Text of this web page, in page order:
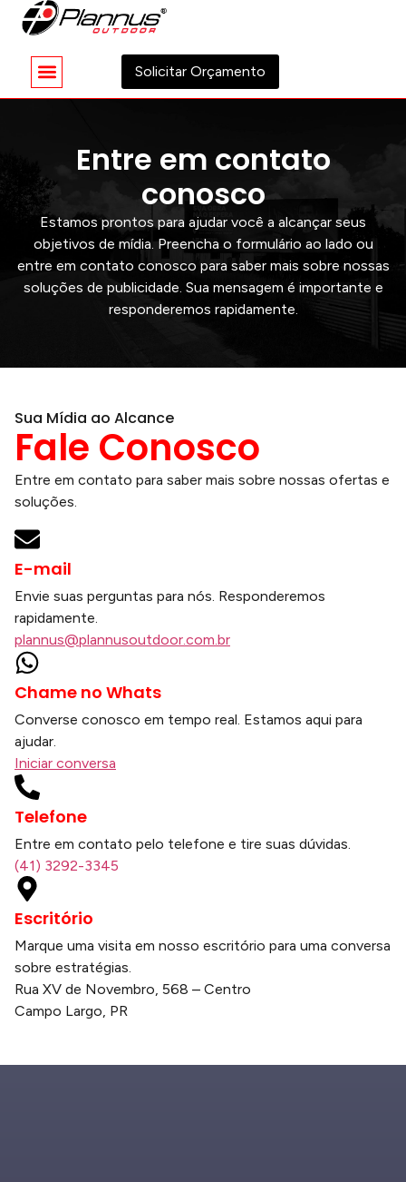
Solicitar Orçamento
Entre em contato
conosco
Estamos prontos para ajudar você a alcançar seus
objetivos de mídia. Preencha o formulário ao lado ou
entre em contato conosco para saber mais sobre nossas
soluções de publicidade. Sua mensagem é importante e
responderemos rapidamente.
Sua Mídia ao Alcance
Fale Conosco
Entre em contato para saber mais sobre nossas ofertas e
soluções.
E-mail
Envie suas perguntas para nós. Responderemos
rapidamente.
plannus@plannusoutdoor.com.br
Chame no Whats
Converse conosco em tempo real. Estamos aqui para
ajudar.
Iniciar conversa
Telefone
Entre em contato pelo telefone e tire suas dúvidas.
(41) 3292-3345
Escritório
Marque uma visita em nosso escritório para uma conversa
sobre estratégias.
Rua XV de Novembro, 568 – Centro
Campo Largo, PR